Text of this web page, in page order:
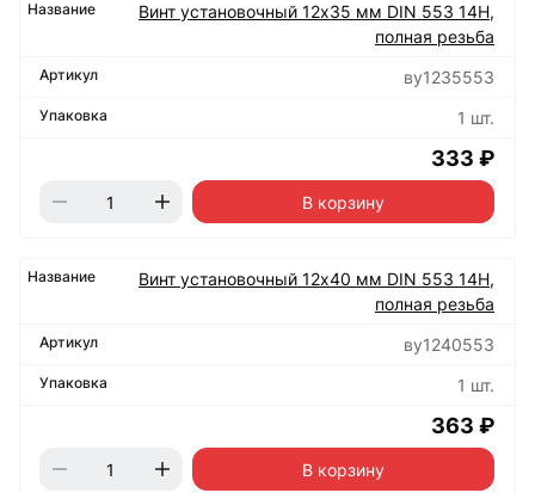
Винт установочный 12х35 мм DIN 553 14Н,
полная резьба
ву1235553
1 шт.
333 ₽
В корзину
Винт установочный 12х40 мм DIN 553 14Н,
полная резьба
ву1240553
1 шт.
363 ₽
В корзину